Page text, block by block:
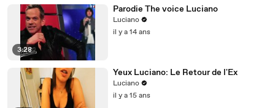
3:28
Parodie The voice Luciano
Luciano
il y a 14 ans
Yeux Luciano: Le Retour de l'Ex
Luciano
il y a 15 ans